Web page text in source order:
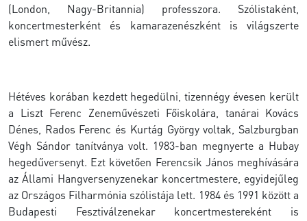
(London, Nagy-Britannia) professzora. Szólistaként,
koncertmesterként és kamarazenészként is világszerte
elismert művész.
Hétéves korában kezdett hegedülni, tizennégy évesen került
a Liszt Ferenc Zeneművészeti Főiskolára, tanárai Kovács
Dénes, Rados Ferenc és Kurtág György voltak, Salzburgban
Végh Sándor tanítványa volt. 1983-ban megnyerte a Hubay
hegedűversenyt. Ezt követően Ferencsik János meghívására
az Állami Hangversenyzenekar koncertmestere, egyidejűleg
az Országos Filharmónia szólistája lett. 1984 és 1991 között a
Budapesti Fesztiválzenekar koncertmestereként is